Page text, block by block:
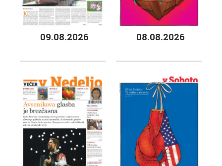
09.08.2026 08.08.2026